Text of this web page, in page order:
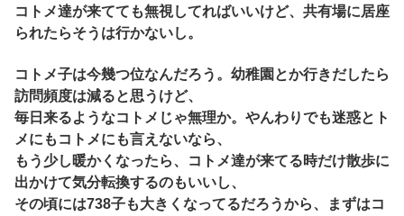
コトメ達が来てても無視してればいいけど、共有場に居座
られたらそうは行かないし。
コトメ子は今幾つ位なんだろう。幼稚園とか行きだしたら
訪問頻度は減ると思うけど、
毎日来るようなコトメじゃ無理か。やんわりでも迷惑とト
メにもコトメにも言えないなら、
もう少し暖かくなったら、コトメ達が来てる時だけ散歩に
出かけて気分転換するのもいいし、
その頃には738子も大きくなってるだろうから、まずはコ